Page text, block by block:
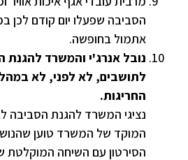
הסביבה שפעלו יום קודם לכן
אתמול בחופשה.
נובל אנרג'י והמשרד להגנת
לתושבים, לא לפני, לא
החריגות.
נציגי המשרד להגנת הסביבה
המוקד של המשרד טוען
הסירטון עם השיחה